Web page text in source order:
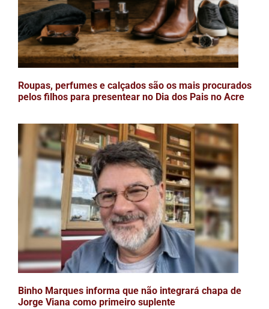
Roupas, perfumes e calçados são os mais procurados
pelos filhos para presentear no Dia dos Pais no Acre
Binho Marques informa que não integrará chapa de
Jorge Viana como primeiro suplente